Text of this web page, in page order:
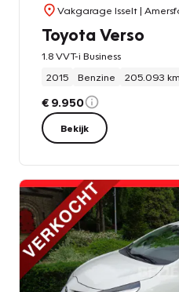
Vakgarage Isselt|
Toyota Verso
1.8 VVT-i Business
2015
Benzine 205.093 km
€ 9.950
Bekijk